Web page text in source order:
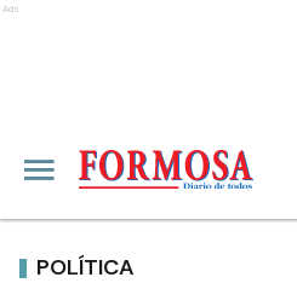
Ads
POLÍTICA